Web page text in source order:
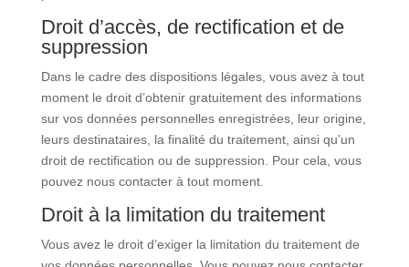
Droit d’accès, de rectification et de
suppression
Dans le cadre des dispositions légales, vous avez à tout
moment le droit d’obtenir gratuitement des informations
sur vos données personnelles enregistrées, leur origine,
leurs destinataires, la finalité du traitement, ainsi qu’un
droit de rectification ou de suppression. Pour cela, vous
pouvez nous contacter à tout moment.
Droit à la limitation du traitement
Vous avez le droit d’exiger la limitation du traitement de